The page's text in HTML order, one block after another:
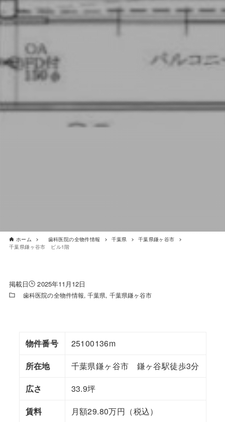
ホーム 歯科医院の全物件情報 千葉県
千葉県鎌ヶ谷市
千葉県鎌ヶ谷市 ビル1階
2025年11月12日
歯科医院の全物件情報 千葉県 千葉県鎌ヶ谷市
物件番号
25100136m
所在地
千葉県鎌ヶ谷市 鎌ヶ谷駅徒歩3分
広さ
33.9坪
賃料
月額29.80万円（税込）